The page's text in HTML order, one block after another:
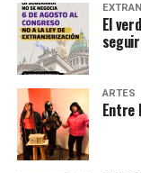
El
ARTES
Entre